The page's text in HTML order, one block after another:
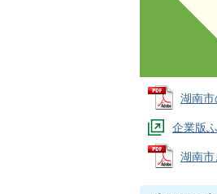
湖南
企業版
湖南